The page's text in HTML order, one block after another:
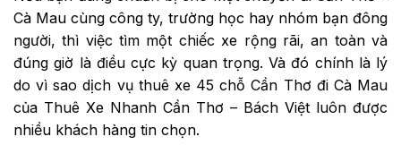
Cà Mau cùng công ty, trường học hay nhóm bạn đông
người, thì việc tìm một chiếc xe rộng rãi, an toàn và
đúng giờ là điều cực kỳ quan trọng. Và đó chính là lý
do vì sao dịch vụ thuê xe 45 chỗ Cần Thơ đi Cà Mau
của Thuê Xe Nhanh Cần Thơ – Bách Việt luôn được
nhiều khách hàng tin chọn.